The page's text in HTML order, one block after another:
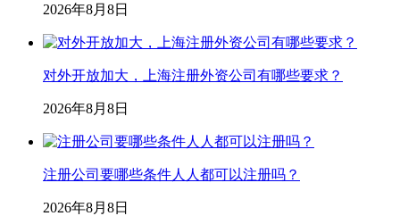
2026年8月8日
对外开放加大，上海注册外资公司有哪些要求？
2026年8月8日
注册公司要哪些条件人人都可以注册吗？
2026年8月8日